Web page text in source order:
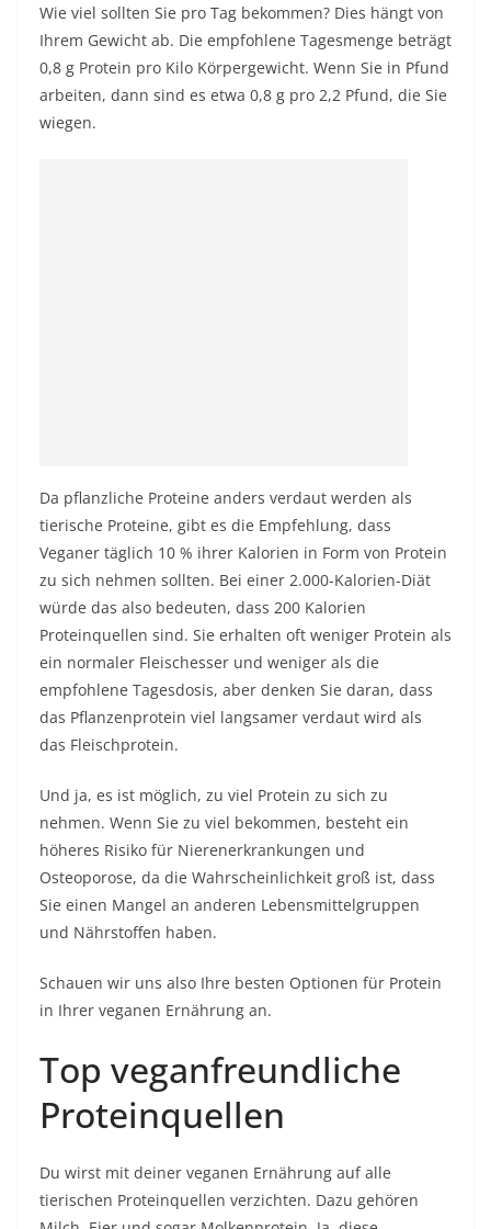
Wie viel sollten Sie pro Tag bekommen? Dies hängt von
Ihrem Gewicht ab. Die empfohlene Tagesmenge beträgt
0,8 g Protein pro Kilo Körpergewicht. Wenn Sie in Pfund
arbeiten, dann sind es etwa 0,8 g pro 2,2 Pfund, die Sie
wiegen.
Da pflanzliche Proteine ​​anders verdaut werden als
tierische Proteine, gibt es die Empfehlung, dass
Veganer täglich 10 % ihrer Kalorien in Form von Protein
zu sich nehmen sollten. Bei einer 2.000-Kalorien-Diät
würde das also bedeuten, dass 200 Kalorien
Proteinquellen sind. Sie erhalten oft weniger Protein als
ein normaler Fleischesser und weniger als die
empfohlene Tagesdosis, aber denken Sie daran, dass
das Pflanzenprotein viel langsamer verdaut wird als
das Fleischprotein.
Und ja, es ist möglich, zu viel Protein zu sich zu
nehmen. Wenn Sie zu viel bekommen, besteht ein
höheres Risiko für Nierenerkrankungen und
Osteoporose, da die Wahrscheinlichkeit groß ist, dass
Sie einen Mangel an anderen Lebensmittelgruppen
und Nährstoffen haben.
Schauen wir uns also Ihre besten Optionen für Protein
in Ihrer veganen Ernährung an.
Top veganfreundliche
Proteinquellen
Du wirst mit deiner veganen Ernährung auf alle
tierischen Proteinquellen verzichten. Dazu gehören